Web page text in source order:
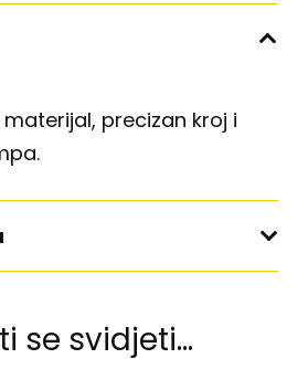
precizan kroj i
se svidjeti…